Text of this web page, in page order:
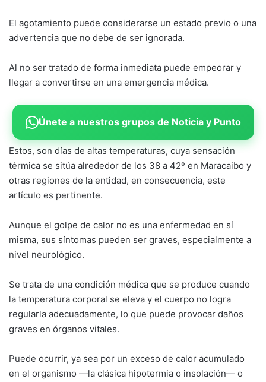
El agotamiento puede considerarse un estado previo o una
advertencia que no debe de ser ignorada.
Al no ser tratado de forma inmediata puede empeorar y
llegar a convertirse en una emergencia médica.
Únete a nuestros grupos de Noticia y Punto
Estos, son días de altas temperaturas, cuya sensación
térmica se sitúa alrededor de los 38 a 42º en Maracaibo y
otras regiones de la entidad, en consecuencia, este
artículo es pertinente.
Aunque el golpe de calor no es una enfermedad en sí
misma, sus síntomas pueden ser graves, especialmente a
nivel neurológico.
Se trata de una condición médica que se produce cuando
la temperatura corporal se eleva y el cuerpo no logra
regularla adecuadamente, lo que puede provocar daños
graves en órganos vitales.
Puede ocurrir, ya sea por un exceso de calor acumulado
en el organismo —la clásica hipotermia o insolación— o